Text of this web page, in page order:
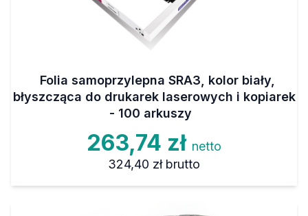
Folia samoprzylepna SRA3, kolor biały,
błyszcząca do drukarek laserowych i kopiarek
- 100 arkuszy
263,74 zł netto
324,40 zł brutto